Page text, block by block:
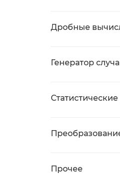
Дробные
Генератор
Прочее